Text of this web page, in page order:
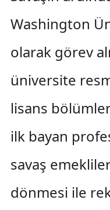
Washington
olarak görev
üniversite
lisans
ilk bayan
savaş
dönmesi ile